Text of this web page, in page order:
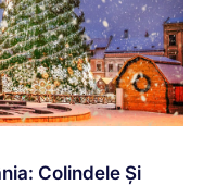
Colindele Și